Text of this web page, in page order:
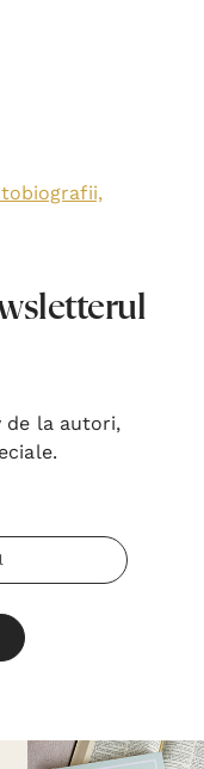
de la autori,